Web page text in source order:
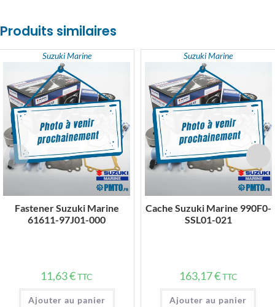
Produits similaires
Suzuki Marine
Fastener Suzuki Marine
61611-97J01-000
11,63€TTC
Ajouter au panier
Suzuki Marine
Cache Suzuki Marine 990F0-
SSL01-021
163,17€TTC
Ajouter au panier